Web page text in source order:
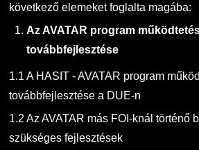
következő elemeket foglalta magába:
Az AVATAR program
továbbfejlesztése
1.1 A HASIT - AVATAR program
továbbfejlesztése a DUE-n
1.2 Az AVATAR más FOI-knál történő
szükséges fejlesztések